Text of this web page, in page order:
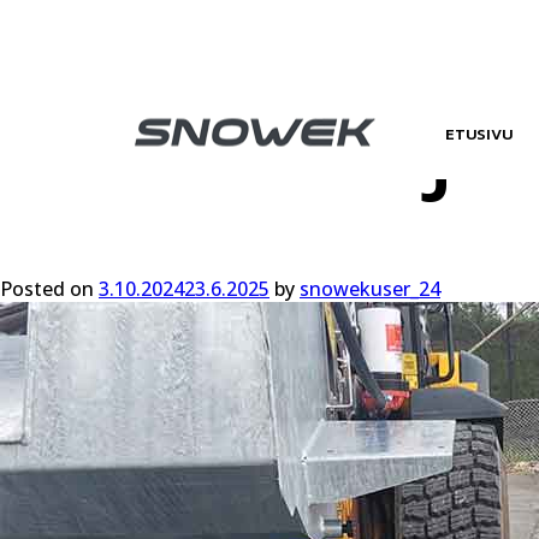
ETUSIVU
Posted on 3.10.202423.6.2025 by snowekuser_24